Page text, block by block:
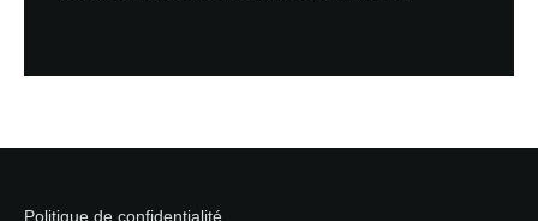
Politique de confidentialité